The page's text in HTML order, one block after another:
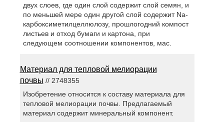
двух слоев, где один слой содержит слой семян, и
по меньшей мере один другой слой содержит Na-
карбоксиметилцеллюлозу, прошлогодний компост
листьев и отход бумаги и картона, при
следующем соотношении компонентов, мас.
Материал для тепловой мелиорации
почвы // 2748355
Изобретение относится к составу материала для
тепловой мелиорации почвы. Предлагаемый
материал содержит минеральный компонент.